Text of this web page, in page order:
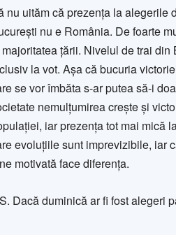
nu uităm că prezența la alegerile
nu e România. De foarte
țării. Nivelul de trai
la vot. Așa că bucuria
se vor îmbăta s-ar putea să-i
nemulțumirea crește și
iar prezența tot mai mică
evoluțiile sunt imprevizibile, iar
motivată face diferența.
Dacă duminică ar fi fost alegeri